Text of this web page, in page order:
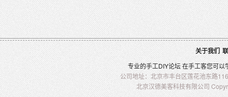
关于我们
专业的手工DIY论坛 在手工客您可以
公司地址：北京市丰台区莲花池东路
北京汉德美客科技有限公司